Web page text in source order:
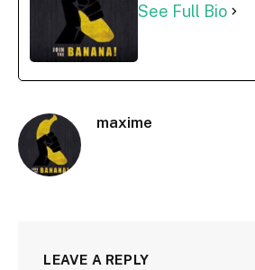
See Full Bio
maxime
LEAVE A REPLY